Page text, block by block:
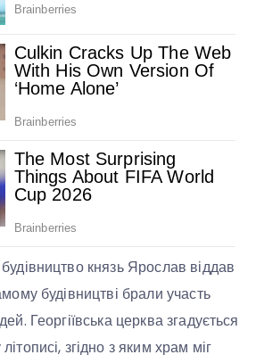
князь Ярослав віддав
будівництві брали участь
Георгіївська церква згадується
згідно з яким храм міг